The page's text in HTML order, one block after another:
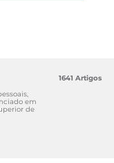
em
de
1641 Artigos